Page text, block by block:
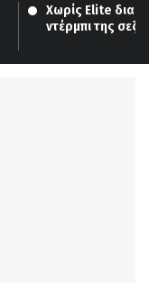
Χωρίς Elite
ντέρμπι της